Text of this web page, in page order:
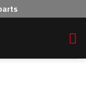
of Auto-parts